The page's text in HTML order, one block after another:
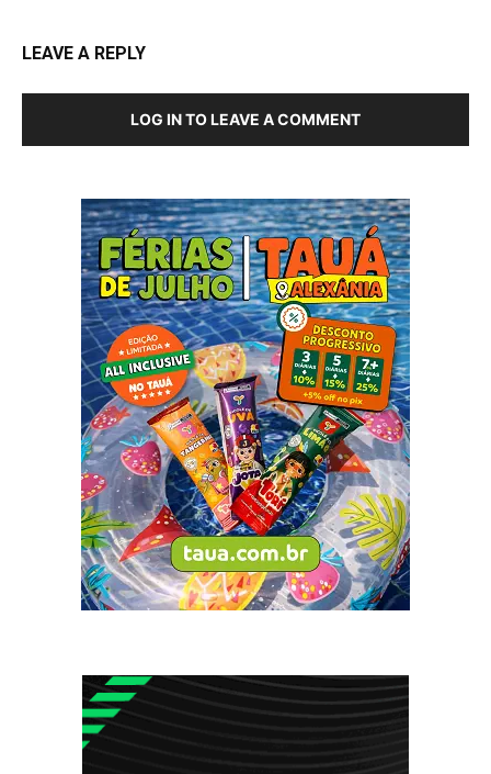
LEAVE A REPLY
LOG IN TO LEAVE A COMMENT